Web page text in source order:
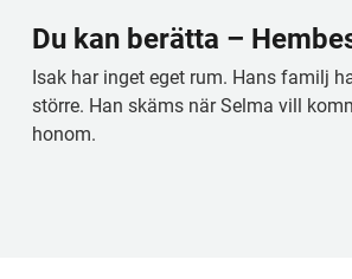
Du kan berätta –
Isak har inget eget rum. Hans familj
större. Han skäms när Selma vill
honom.